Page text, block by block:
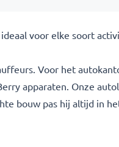
voor elke soort
Voor het
apparaten. Onze
bouw pas hij altijd in